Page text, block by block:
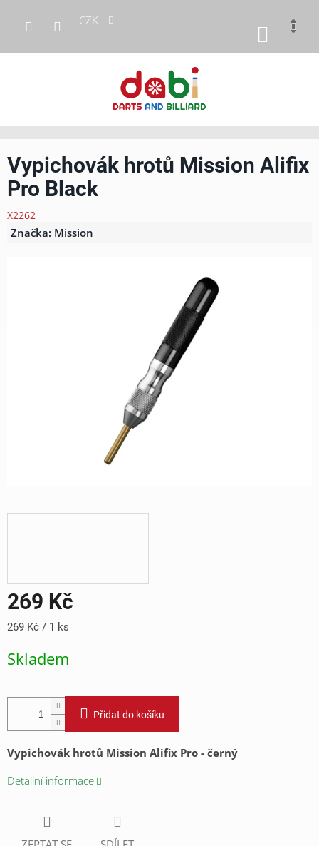
obsah
CZK
KOŠÍK
Vypichovák hrotů Mission Alifix
Pro Black
X2262
Značka: Mission
269 Kč
Měrná
269 Kč / 1 ks
Skladem
Přidat do košíku
Vypichovák hrotů Mission Alifix Pro - černý
Detailní informace